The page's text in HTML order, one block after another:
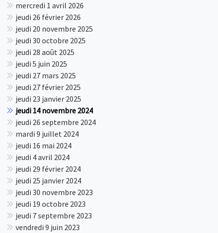
mercredi 1 avril 2026
jeudi 26 février 2026
jeudi 20 novembre 2025
jeudi 30 octobre 2025
jeudi 28 août 2025
jeudi 5 juin 2025
jeudi 27 mars 2025
jeudi 27 février 2025
jeudi 23 janvier 2025
jeudi 14 novembre 2024
jeudi 26 septembre 2024
mardi 9 juillet 2024
jeudi 16 mai 2024
jeudi 4 avril 2024
jeudi 29 février 2024
jeudi 25 janvier 2024
jeudi 30 novembre 2023
jeudi 19 octobre 2023
jeudi 7 septembre 2023
vendredi 9 juin 2023